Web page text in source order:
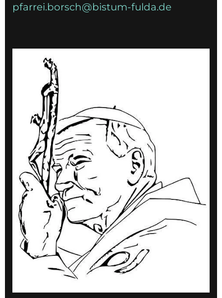
pfarrei.borsch@bistum-fulda.de